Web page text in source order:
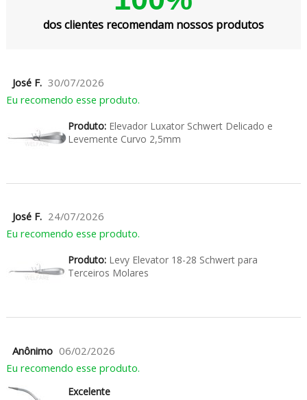
dos clientes recomendam nossos produtos
José F. 30/07/2026
Eu recomendo esse produto.
Produto:Elevador Luxator Schwert Delicado e
Levemente Curvo 2,5mm
José F. 24/07/2026
Eu recomendo esse produto.
Produto:Levy Elevator 18-28 Schwert para
Terceiros Molares
Anônimo 06/02/2026
Eu recomendo esse produto.
Excelente